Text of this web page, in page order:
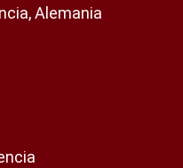
Alemania